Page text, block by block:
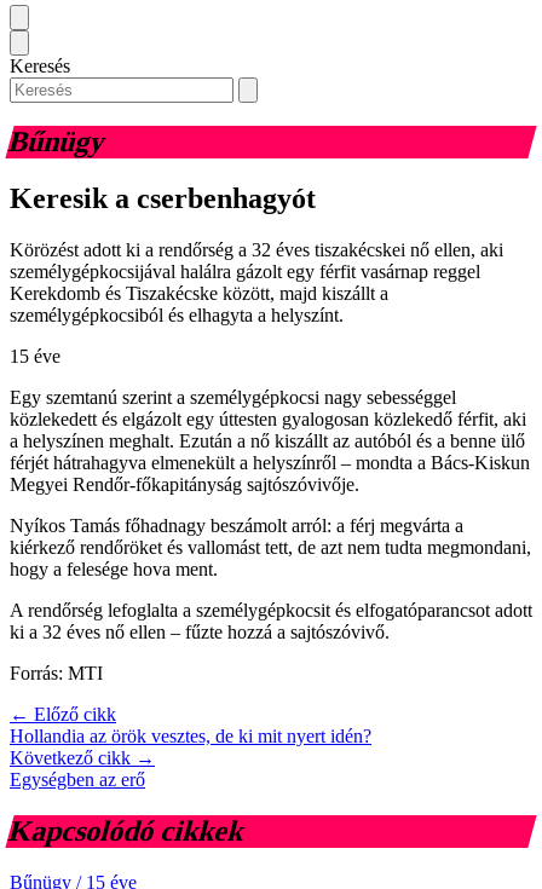
Keresés
Bűnügy
Keresik a cserbenhagyót
Körözést adott ki a rendőrség a 32 éves tiszakécskei nő ellen, aki
személygépkocsijával halálra gázolt egy férfit vasárnap reggel
Kerekdomb és Tiszakécske között, majd kiszállt a
személygépkocsiból és elhagyta a helyszínt.
15 éve
Egy szemtanú szerint a személygépkocsi nagy sebességgel
közlekedett és elgázolt egy úttesten gyalogosan közlekedő férfit, aki
a helyszínen meghalt. Ezután a nő kiszállt az autóból és a benne ülő
férjét hátrahagyva elmenekült a helyszínről – mondta a Bács-Kiskun
Megyei Rendőr-főkapitányság sajtószóvivője.
Nyíkos Tamás főhadnagy beszámolt arról: a férj megvárta a
kiérkező rendőröket és vallomást tett, de azt nem tudta megmondani,
hogy a felesége hova ment.
A rendőrség lefoglalta a személygépkocsit és elfogatóparancsot adott
ki a 32 éves nő ellen – fűzte hozzá a sajtószóvivő.
Forrás: MTI
← Előző cikk
Hollandia az örök vesztes, de ki mit nyert idén?
Következő cikk →
Egységben az erő
Kapcsolódó cikkek
Bűnügy / 15 éve